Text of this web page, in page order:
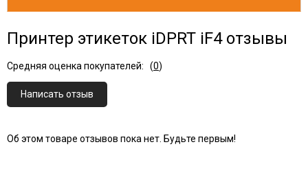
Принтер этикеток iDPRT iF4 отзывы
Средняя оценка покупателей: (0)
Написать отзыв
Об этом товаре отзывов пока нет. Будьте первым!